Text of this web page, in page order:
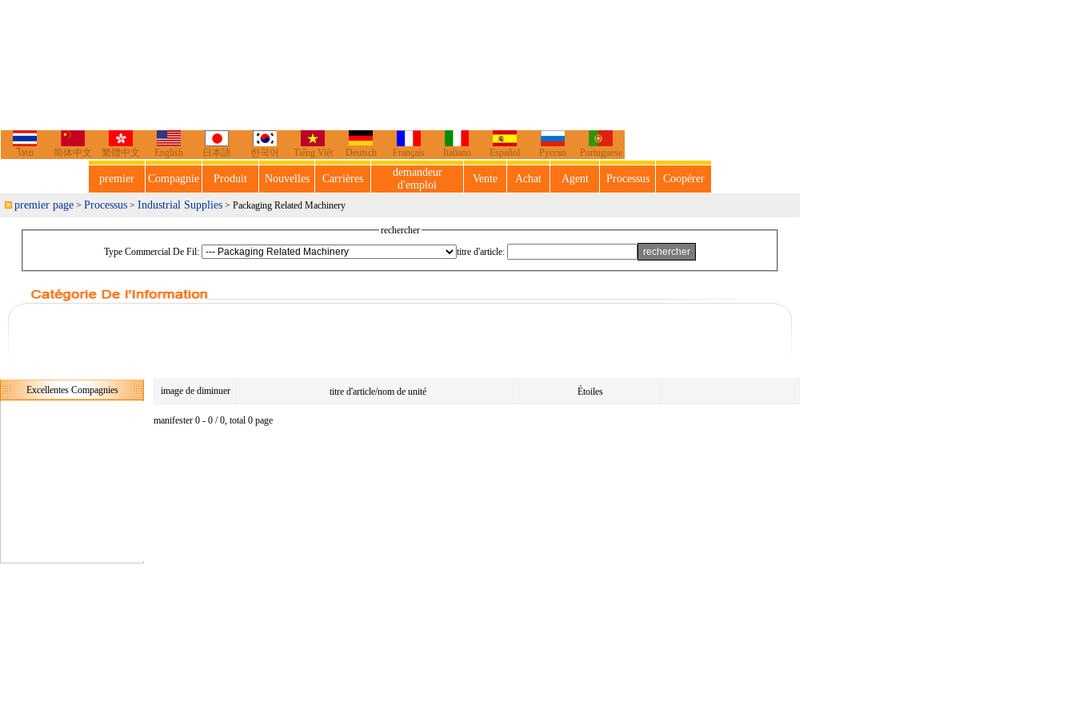
ไทย 简体中文 繁體中文 English 日本語 한국어 Tiếng Việt Deutsch Français Italiano Español Русско Portuguese
premier Compagnie Produit Nouvelles Carrières
demandeur
d'emploi
Vente Achat Agent Processus Coopérer
premier page > Processus > Industrial Supplies > Packaging Related Machinery
rechercher
Type Commercial De Fil:
titre d'article:
Excellentes Compagnies image de diminuer titre d'article/nom de unité Étoiles
manifester 0 - 0 / 0, total 0 page